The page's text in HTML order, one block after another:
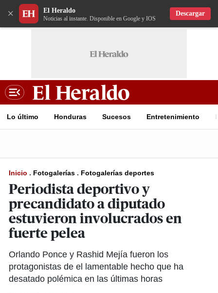
× El Heraldo
Noticias al instante. Disponible en Google y IOS
Descargar
Lo último Honduras Sucesos Entretenimiento
Inicio . Fotogalerías . Fotogalerías deportes
Periodista deportivo y
precandidato a diputado
estuvieron involucrados en
fuerte pelea
Orlando Ponce y Rashid Mejía fueron los
protagonistas de el lamentable hecho que ha
desatado polémica en las últimas horas